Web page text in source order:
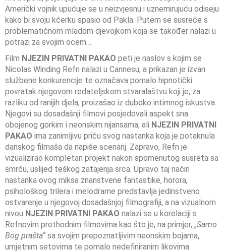
Američki vojnik upućuje se u neizvjesnu i uznemirujuću odiseju
kako bi svoju kćerku spasio od Pakla. Putem se susreće s
problematičnom mladom djevojkom koja se također nalazi u
potrazi za svojim ocem…
Film NJEZIN PRIVATNI PAKAO peti je naslov s kojim se
Nicolas Winding Refn nalazi u Cannesu, a prikazan je izvan
službene konkurencije te označava pomalo hipnotički
povratak njegovom redateljskom stvaralaštvu koji je, za
razliku od ranijih djela, proizašao iz duboko intimnog iskustva.
Njegovi su dosadašnji filmovi posjedovali aspekt sna
obojenog gorkim i neonskim nijansama, ali NJEZIN PRIVATNI
PAKAO ima zanimljivu priču svog nastanka koja je potaknula
danskog filmaša da napiše scenarij. Zapravo, Refn je
vizualizirao kompletan projekt nakon spomenutog susreta sa
smrću, uslijed teškog zatajenja srca. Upravo taj način
nastanka ovog miksa znanstvene fantastike, horora,
psihološkog trilera i melodrame predstavlja jedinstveno
ostvarenje u njegovoj dosadašnjoj filmografiji, a na vizualnom
nivou NJEZIN PRIVATNI PAKAO nalazi se u korelaciji s
Refnovim prethodnim filmovima kao što je, na primjer, „Samo
Bog prašta“sa svojim prepoznatljivim neonskim bojama,
umjetnim setovima te pomalo nedefiniranim likovima